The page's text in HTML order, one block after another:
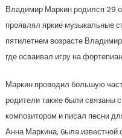
Владимир Маркин родился 29
проявлял яркие музыкальные
пятилетнем возрасте
где осваивал игру на
Маркин проводил большую
родители также были связаны
композитором и писал песни
Анна Маркина, была известной